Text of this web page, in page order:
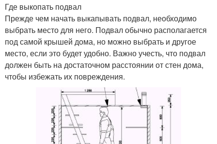
Где выкопать подвал
Прежде чем начать выкапывать подвал, необходимо
выбрать место для него. Подвал обычно располагается
под самой крышей дома, но можно выбрать и другое
место, если это будет удобно. Важно учесть, что подвал
должен быть на достаточном расстоянии от стен дома,
чтобы избежать их повреждения.